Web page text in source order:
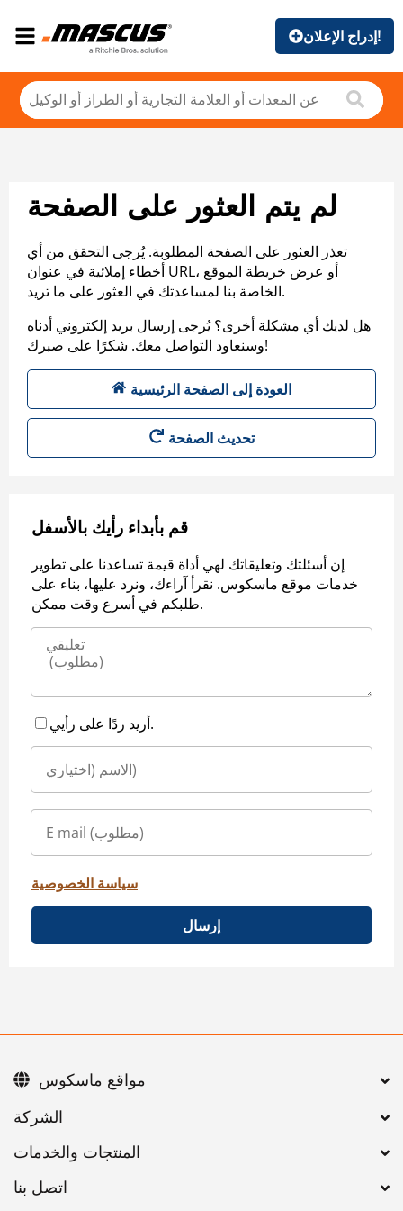
إدراج الإعلان!
لم يتم العثور على الصفحة
تعذر العثور على الصفحة المطلوبة. يُرجى التحقق من أي
أخطاء إملائية في عنوان URL، أو عرض خريطة الموقع
الخاصة بنا لمساعدتك في العثور على ما تريد.
هل لديك أي مشكلة أخرى؟ يُرجى إرسال بريد إلكتروني أدناه
وسنعاود التواصل معك. شكرًا على صبرك!
العودة إلى الصفحة الرئيسية
تحديث الصفحة
قم بأبداء رأيك بالأسفل
إن أسئلتك وتعليقاتك لهي أداة قيمة تساعدنا على تطوير
خدمات موقع ماسكوس. نقرأ آراءك، ونرد عليها، بناء على
طلبكم في أسرع وقت ممكن.
أريد ردًا على رأيي.
سياسة الخصوصية
إرسال
اتصل بنا
مواقع ماسكوس